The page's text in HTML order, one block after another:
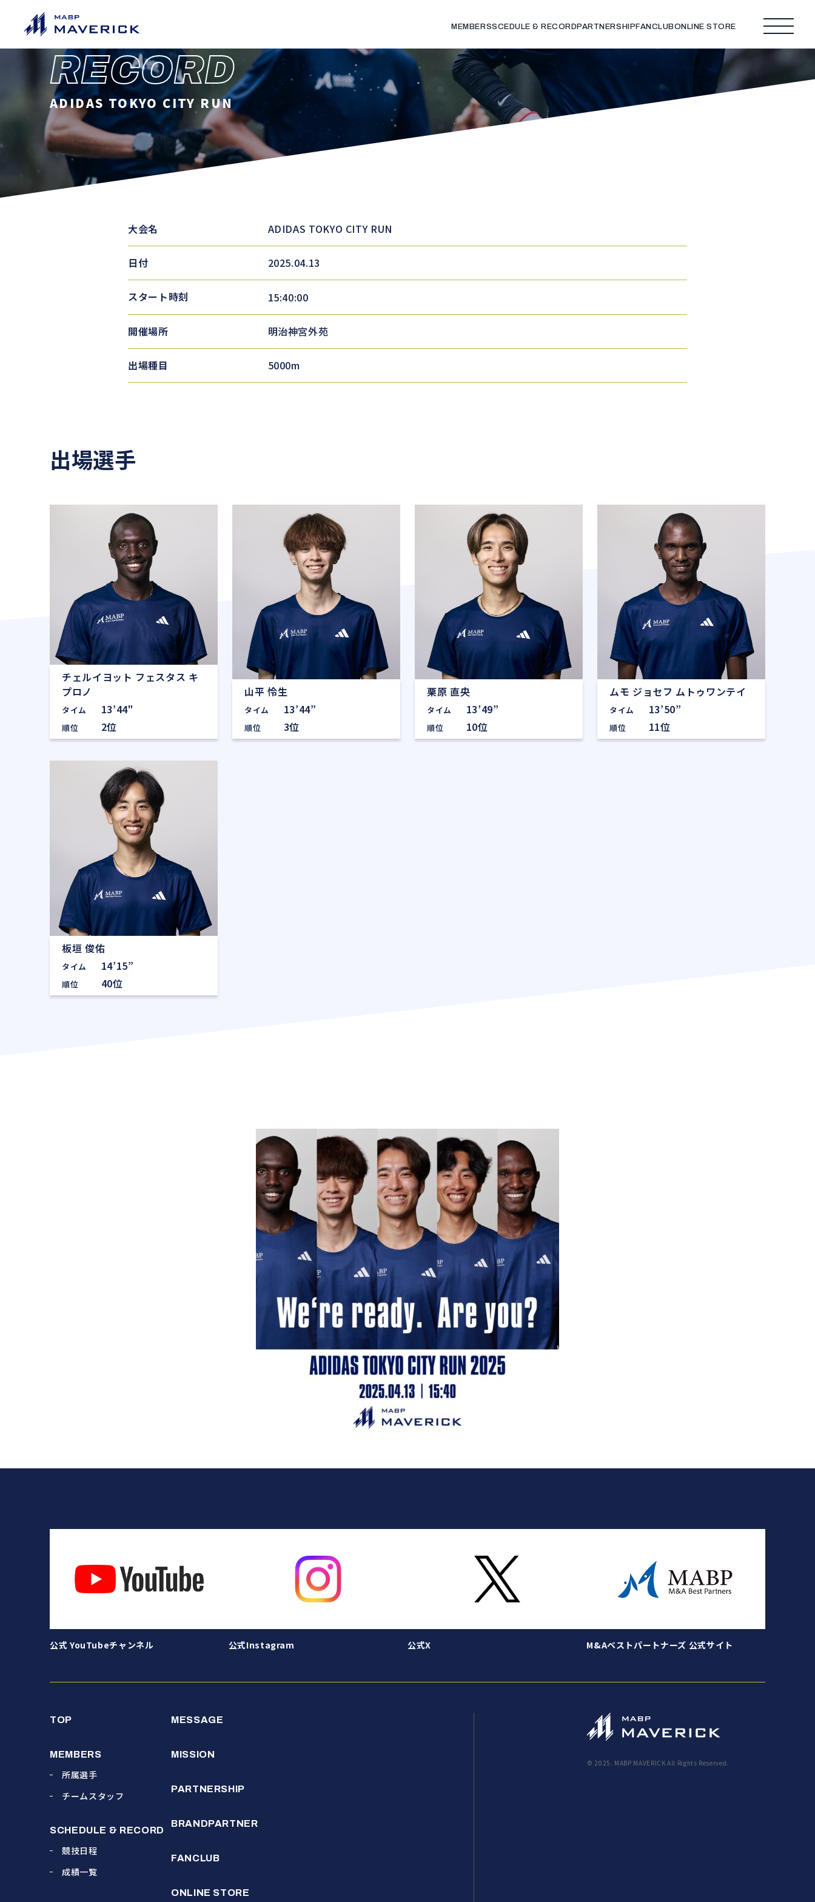
MEMBERSSCEDULE & RECORD PARTNERSHIP FANCLUBONLINE STORE
RECORD
ADIDAS TOKYO CITY RUN
大会名 ADIDAS TOKYO CITY RUN
日付 2025.04.13
スタート時刻 15:40:00
開催場所 明治神宮外苑
出場種目 5000m
出場選手
チェルイヨット フェスタス キ
プロノ
タイム 13’44"
順位 2位
山平 怜生
タイム 13’44”
順位 3位
栗原 直央
タイム 13’49”
順位 10位
ムモ ジョセフ ムトゥワンテイ
タイム 13’50”
順位 11位
板垣 俊佑
タイム 14’15”
順位 40位
公式 YouTubeチャンネル 公式Instagram 公式X M&Aベストパートナーズ 公式サイト
TOP
MEMBERS
所属選手
チームスタッフ
SCHEDULE & RECORD
競技日程
成績一覧
MESSAGE
MISSION
PARTNERSHIP
BRANDPARTNER
FANCLUB
ONLINE STORE
© 2025. MABP MAVERICK All Rights Reserved.